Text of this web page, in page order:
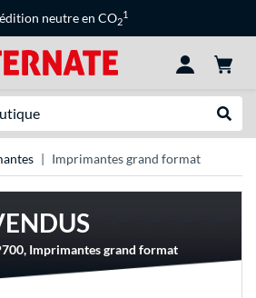
neutre en CO2
1
Imprimantes grand format
Imprimantes grand format